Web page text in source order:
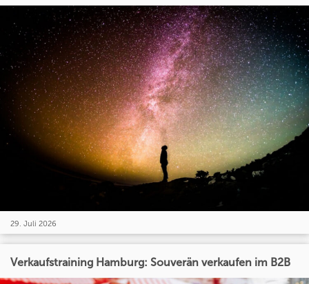
29. Juli 2026
Verkaufstraining Hamburg: Souverän verkaufen im B2B